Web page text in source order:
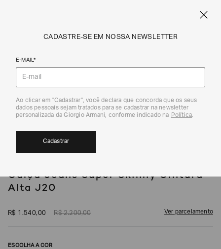
Jeans
Calça Jeans Super Skinny Cintura
Alta J20
R$ 1 .540,00 R$ 2.200,00 Ver parcelamento
ESCOLHA A COR
CADASTRE-SE EM NOSSA NEWSLETTER
E-MAIL*
Ao clicar em "Cadastrar", você declara que concorda que os seus
dados pessoais sejam tratados para se cadastrar na newsletter
personalizada da Giorgio Armani, conforme indicado na Política.
Cadastrar